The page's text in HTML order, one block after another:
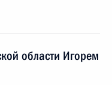
области Игорем